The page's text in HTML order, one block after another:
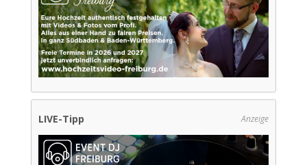
LIVE-Tipp Anzeige